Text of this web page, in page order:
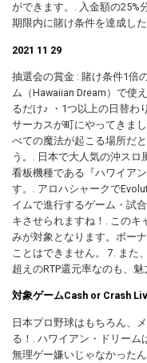
ができます。. 入金額の25%
期限内に賭け条件を達成し
2021 11 29
抽選会の賞金 : 賭け条件1倍
ム（Hawaiian Dream）で使
るだけ♪ ・1つ以上の日替わ
サーカスが町にやってきま
べての魔法が起こる場所だ
う。. 日本で大人気の沖スロ
看板機種である『ハワイア
す。. アロハシャークで
イムで進行するゲーム・試
キさせられますね！. この
みが対象となります。ボー
ことはできません。 7. また
超えのRTP還元率なのも、魅
対象ゲームCash or Crash
日本プロ野球はもちろん、
る！. ハワイアン・ドリーム
無理ゲー嫌いじゃなかった